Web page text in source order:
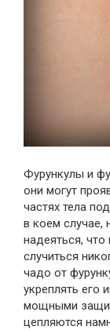
Фурункулы и
они могут
частях тела
в коем случае,
надеяться,
случиться
чадо от
укреплять его
мощными
цепляются